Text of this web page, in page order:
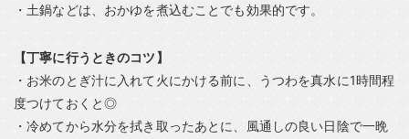
・土鍋などは、おかゆを煮込むことでも効果的です。
【丁寧に行うときのコツ】
・お米のとぎ汁に入れて火にかける前に、うつわを真水に1時間程
度つけておくと◎
・冷めてから水分を拭き取ったあとに、風通しの良い日陰で一晩